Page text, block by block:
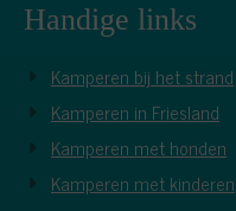
Handige links
Kamperen bij het strand
Kamperen in Friesland
Kamperen met honden
Kamperen met kinderen